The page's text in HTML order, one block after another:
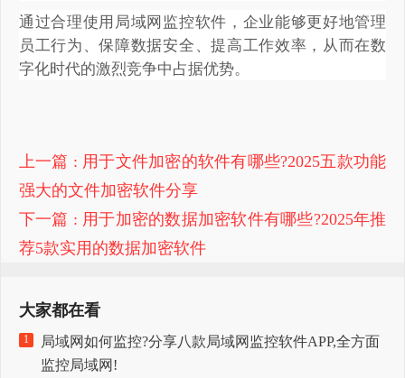
通过合理使用局域网监控软件，企业能够更好地管理
员工行为、保障数据安全、提高工作效率，从而在数
字化时代的激烈竞争中占据优势。
上一篇 : 用于文件加密的软件有哪些?2025五款功能
强大的文件加密软件分享
下一篇 : 用于加密的数据加密软件有哪些?2025年推
荐5款实用的数据加密软件
大家都在看
1
局域网如何监控?分享八款局域网监控软件APP,全方面
监控局域网!